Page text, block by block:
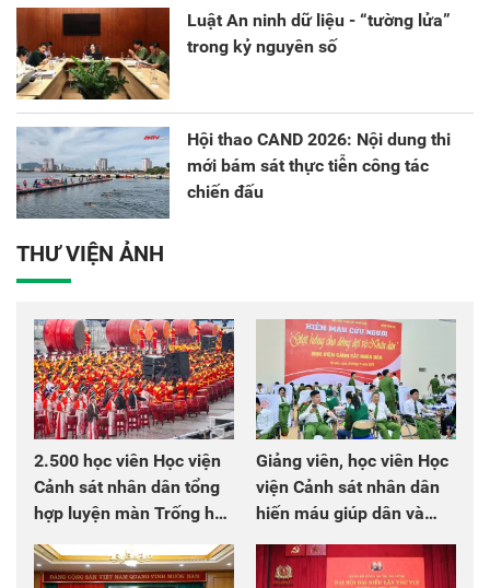
Luật An ninh dữ liệu - “tường lửa”
trong kỷ nguyên số
Hội thao CAND 2026: Nội dung thi
mới bám sát thực tiễn công tác
chiến đấu
THƯ VIỆN ẢNH
2.500 học viên Học viện
Cảnh sát nhân dân tổng
hợp luyện màn Trống hội
chào mừng Đại hội Đảng
Giảng viên, học viên Học
viện Cảnh sát nhân dân
hiến máu giúp dân và
đồng đội